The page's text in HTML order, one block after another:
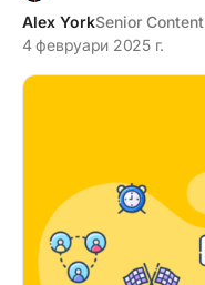
Alex YorkSenior
4 февруари 2025 г.